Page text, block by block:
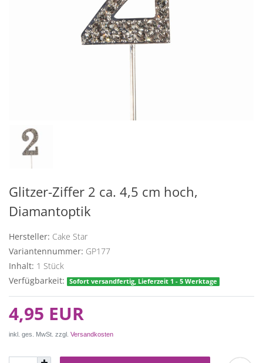
Glitzer-Ziffer 2 ca. 4,5 cm hoch,
Diamantoptik
Hersteller: Cake Star
Variantennummer: GP177
Inhalt: 1 Stück
Verfügbarkeit:
Sofort versandfertig, Lieferzeit 1 - 5 Werktage
4,95 EUR
inkl. ges. MwSt. zzgl. Versandkosten